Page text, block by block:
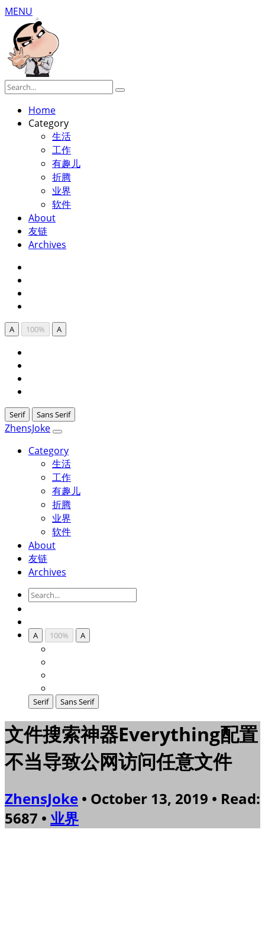
MENU
Home
Category
生活
工作
有趣儿
折腾
业界
软件
About
友链
Archives
A 100% A
Serif Sans Serif
ZhensJoke
Category
生活
工作
有趣儿
折腾
业界
软件
About
友链
Archives
A 100% A
Serif Sans Serif
文件搜索神器Everything配置
不当导致公网访问任意文件
ZhensJoke • October 13, 2019 • Read:
5687 • 业界